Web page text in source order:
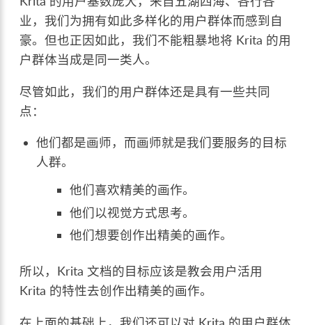
业，我们为拥有如此多样化的用户群体而感到自
豪。但也正因如此，我们不能粗暴地将 Krita 的用
户群体当成是同一类人。
尽管如此，我们的用户群体还是具有一些共同
点：
他们都是画师，而画师就是我们要服务的目标
人群。
他们喜欢精美的画作。
他们以视觉方式思考。
他们想要创作出精美的画作。
所以，Krita 文档的目标应该是教会用户活用
Krita 的特性去创作出精美的画作。